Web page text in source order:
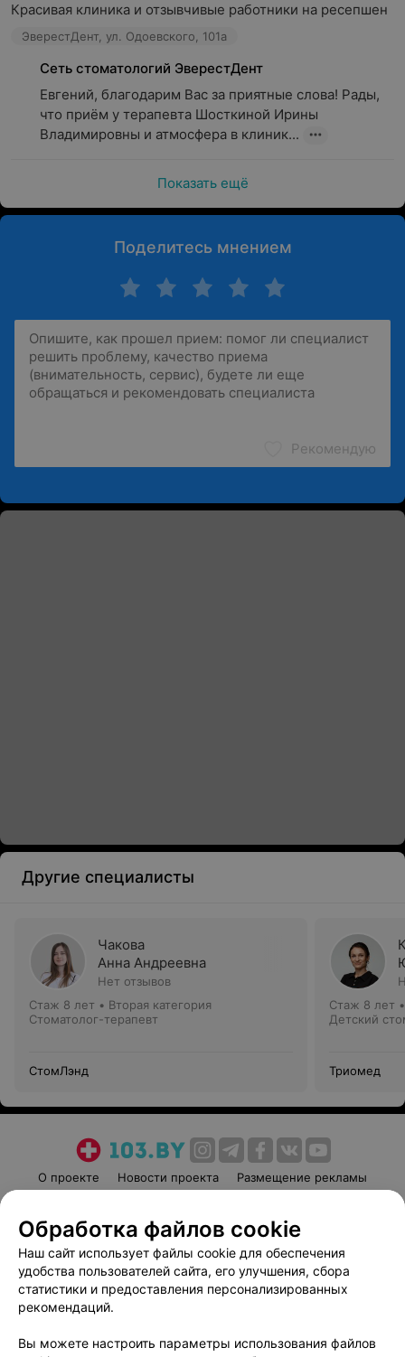
Красивая клиника и отзывчивые работники на ресепшен
ЭверестДент, ул. Одоевского, 101а
Сеть стоматологий ЭверестДент
Евгений, благодарим Вас за приятные слова! Рады,
что приём у терапевта Шосткиной Ирины
Владимировны и атмосфера в клиник...
Показать ещё
Поделитесь мнением
Рекомендую
Другие специалисты
Чакова
Анна Андреевна
Нет отзывов
Стаж 8 лет • Вторая категория
Стоматолог-терапевт
СтомЛэнд
Стаж 8 лет
Детский
Триомед
О проекте Новости проекта
Размещение рекламы
Пользовательское соглашение
Способы оплаты
Вакансии
Партнеры
Написать руководителю 103.by
Обработка файлов cookie
Наш сайт использует файлы cookie для обеспечения
удобства пользователей сайта, его улучшения, сбора
статистики и предоставления персонализированных
рекомендаций.
Вы можете настроить параметры использования файлов